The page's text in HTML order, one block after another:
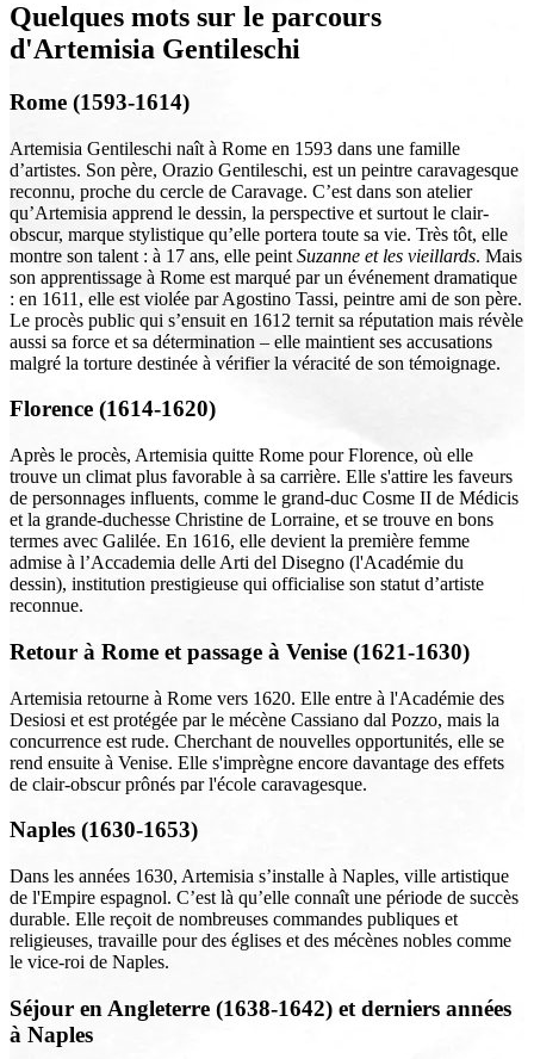
Quelques mots sur le parcours
d'Artemisia Gentileschi
Rome (1593-1614)
Artemisia Gentileschi naît à Rome en 1593 dans une famille
d’artistes. Son père, Orazio Gentileschi, est un peintre caravagesque
reconnu, proche du cercle de Caravage. C’est dans son atelier
qu’Artemisia apprend le dessin, la perspective et surtout le clair-
obscur, marque stylistique qu’elle portera toute sa vie. Très tôt, elle
montre son talent : à 17 ans, elle peint Suzanne et les vieillards. Mais
son apprentissage à Rome est marqué par un événement dramatique
: en 1611, elle est violée par Agostino Tassi, peintre ami de son père.
Le procès public qui s’ensuit en 1612 ternit sa réputation mais révèle
aussi sa force et sa détermination – elle maintient ses accusations
malgré la torture destinée à vérifier la véracité de son témoignage.
Florence (1614-1620)
Après le procès, Artemisia quitte Rome pour Florence, où elle
trouve un climat plus favorable à sa carrière. Elle s'attire les faveurs
de personnages influents, comme le grand-duc Cosme II de Médicis
et la grande-duchesse Christine de Lorraine, et se trouve en bons
termes avec Galilée. En 1616, elle devient la première femme
admise à l’Accademia delle Arti del Disegno (l'Académie du
dessin), institution prestigieuse qui officialise son statut d’artiste
reconnue.
Retour à Rome et passage à Venise (1621-1630)
Artemisia retourne à Rome vers 1620. Elle entre à l'Académie des
Desiosi et est protégée par le mécène Cassiano dal Pozzo, mais la
concurrence est rude. Cherchant de nouvelles opportunités, elle se
rend ensuite à Venise. Elle s'imprègne encore davantage des effets
de clair-obscur prônés par l'école caravagesque.
Naples (1630-1653)
Dans les années 1630, Artemisia s’installe à Naples, ville artistique
de l'Empire espagnol. C’est là qu’elle connaît une période de succès
durable. Elle reçoit de nombreuses commandes publiques et
religieuses, travaille pour des églises et des mécènes nobles comme
le vice-roi de Naples.
Séjour en Angleterre (1638-1642) et derniers années
à Naples